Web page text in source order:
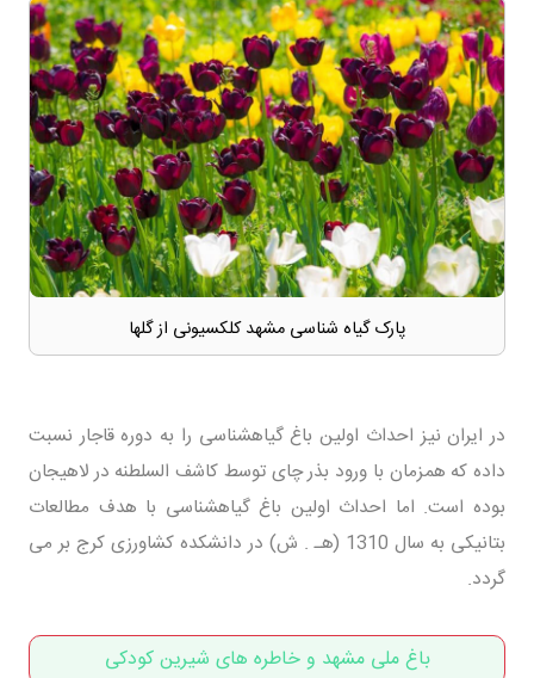
پارک گیاه شناسی مشهد کلکسیونی از گلها
در ایران نیز احداث اولین باغ گیاهشناسی را به دوره قاجار نسبت
داده که همزمان با ورود بذر چای توسط کاشف السلطنه در لاهیجان
بوده است. اما احداث اولین باغ گیاهشناسی با هدف مطالعات
بتانیکی به سال 1310 (هـ . ش) در دانشکده کشاورزی کرج بر می
گردد.
باغ ملی مشهد و خاطره های شیرین کودکی